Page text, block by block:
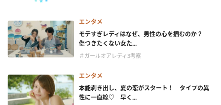
エンタメ
モテすぎレディはなぜ、男性の心を掴むのか？
傷つきたくない女た...
＃ガールオアレディ3考察
エンタメ
本能剥き出し、夏の恋がスタート！ タイプの異
性に一直線♡ 早く...